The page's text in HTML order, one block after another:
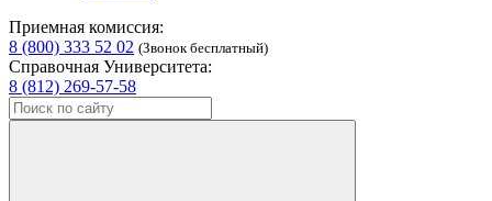
Приемная комиссия:
8 (800) 333 52 02 (Звонок бесплатный)
Справочная Университета:
8 (812) 269-57-58